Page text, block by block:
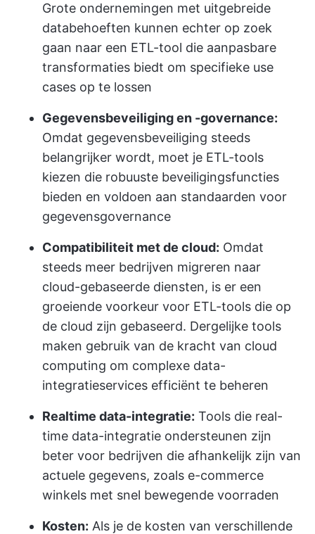
Grote ondernemingen met uitgebreide
databehoeften kunnen echter op zoek
gaan naar een ETL-tool die aanpasbare
transformaties biedt om specifieke use
cases op te lossen
Gegevensbeveiliging en -governance:
Omdat gegevensbeveiliging steeds
belangrijker wordt, moet je ETL-tools
kiezen die robuuste beveiligingsfuncties
bieden en voldoen aan standaarden voor
gegevensgovernance
Compatibiliteit met de cloud: Omdat
steeds meer bedrijven migreren naar
cloud-gebaseerde diensten, is er een
groeiende voorkeur voor ETL-tools die op
de cloud zijn gebaseerd. Dergelijke tools
maken gebruik van de kracht van cloud
computing om complexe data-
integratieservices efficiënt te beheren
Realtime data-integratie: Tools die real-
time data-integratie ondersteunen zijn
beter voor bedrijven die afhankelijk zijn van
actuele gegevens, zoals e-commerce
winkels met snel bewegende voorraden
Kosten: Als je de kosten van verschillende